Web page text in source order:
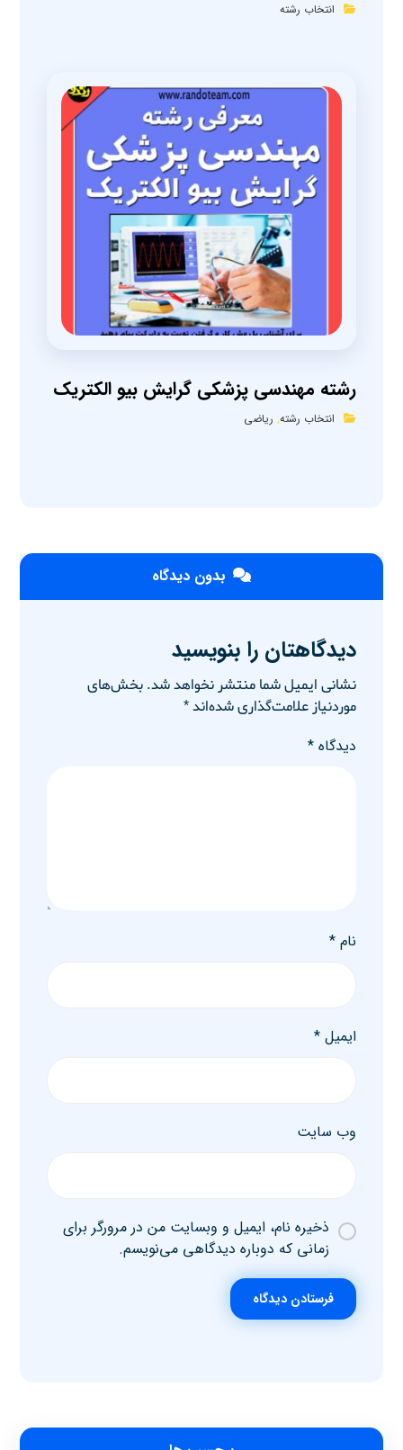
انتخاب رشته
رشته مهندسی پزشکی گرایش بیو الکتریک
انتخاب رشته, ریاضی
بدون دیدگاه
دیدگاهتان را بنویسید
نشانی ایمیل شما منتشر نخواهد شد. بخش‌های
موردنیاز علامت‌گذاری شده‌اند*
دیدگاه*
نام*
ایمیل*
وب‌ سایت
ذخیره نام، ایمیل و وبسایت من در مرورگر برای
زمانی که دوباره دیدگاهی می‌نویسم.
فرستادن دیدگاه